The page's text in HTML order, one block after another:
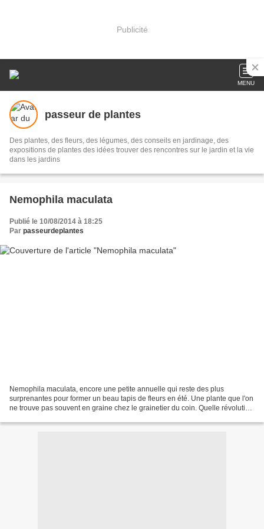
Publicité
MENU
passeur de plantes
Des plantes, des fleurs, des légumes, des conseils en jardinage, des
expositions de plantes des idées trouver des rencontres sur le jardin et la vie
dans les jardins
Nemophila maculata
Publié le 10/08/2014 à 18:25
Par passeurdeplantes
Nemophila maculata, encore une petite annuelle qui reste des plus
surprenantes pour former un beau tapis de fleurs en été. Une plante que l'on
ne trouve pas souvent en graine chez le grainetier du coin. Quelle révolution